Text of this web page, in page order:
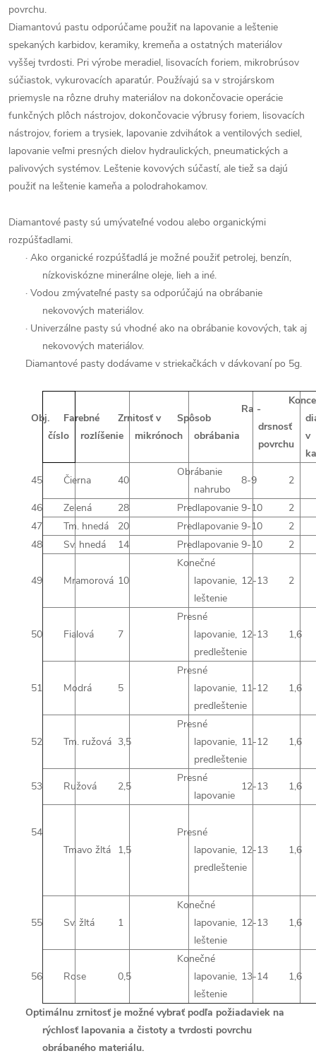
povrchu.
Diamantovú pastu odporúčame použiť na lapovanie a leštenie
spekaných karbidov, keramiky, kremeňa a ostatných materiálov
vyššej tvrdosti. Pri výrobe meradiel, lisovacích foriem, mikrobrúsov
súčiastok, vykurovacích aparatúr. Používajú sa v strojárskom
priemysle na rôzne druhy materiálov na dokončovacie operácie
funkčných plôch nástrojov, dokončovacie výbrusy foriem, lisovacích
nástrojov, foriem a trysiek, lapovanie zdvihátok a ventilových sediel,
lapovanie veľmi presných dielov hydraulických, pneumatických a
palivových systémov. Leštenie kovových súčastí, ale tiež sa dajú
použiť na leštenie kameňa a polodrahokamov.
Diamantové pasty sú umývateľné vodou alebo organickými
rozpúšťadlami.
· Ako organické rozpúšťadlá je možné použiť petrolej, benzín,
nízkoviskózne minerálne oleje, lieh a iné.
· Vodou zmývateľné pasty sa odporúčajú na obrábanie
nekovových materiálov.
· Univerzálne pasty sú vhodné ako na obrábanie kovových, tak aj
nekovových materiálov.
Diamantové pasty dodávame v striekačkách v dávkovaní po 5g.
Obj.
číslo
Farebné
rozlíšenie
Zrnitosť v
mikrónoch
Spôsob
obrábania
Ra -
drsnosť
povrchu
v
45
Čierna 40
Obrábanie
nahrubo
8-9 2
46 Zelená 28 Predlapovanie 9-10
2
47
Tm. hnedá 20 Predlapovanie 9-10
2
48
Sv. hnedá 14 Predlapovanie 9-10 2
49 Mramorová 10
Konečné
lapovanie,
leštenie
12-13 2
50 Fialová 7
Presné
lapovanie,
predleštenie
12-13 1,6
51 Modrá 5
Presné
lapovanie,
predleštenie
11-12 1,6
52 Tm. ružová 3,5
Presné
lapovanie,
predleštenie
11-12 1,6
53 Ružová 2,5
Presné
lapovanie
12-13 1,6
54
Tmavo žltá 1,5
Presné
lapovanie,
predleštenie
12-13 1,6
55 Sv. žltá 1
Konečné
lapovanie,
leštenie
12-13 1,6
56 Rose 0,5
Konečné
lapovanie,
leštenie
13-14 1,6
Optimálnu zrnitosť je možné vybrať podľa požiadaviek na
rýchlosť lapovania a čistoty a tvrdosti povrchu
obrábaného materiálu.